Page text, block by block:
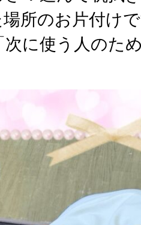
所のお片付け
に使う人のた